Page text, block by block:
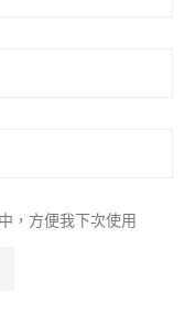
，方便我下次使用